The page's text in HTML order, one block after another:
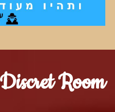
Discret Room